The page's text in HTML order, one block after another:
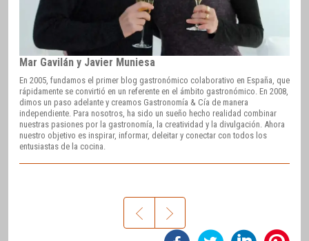
Mar Gavilán y Javier Muniesa
En 2005, fundamos el primer blog gastronómico colaborativo en España, que
rápidamente se convirtió en un referente en el ámbito gastronómico. En 2008,
dimos un paso adelante y creamos Gastronomía & Cía de manera
independiente. Para nosotros, ha sido un sueño hecho realidad combinar
nuestras pasiones por la gastronomía, la creatividad y la divulgación. Ahora
nuestro objetivo es inspirar, informar, deleitar y conectar con todos los
entusiastas de la cocina.